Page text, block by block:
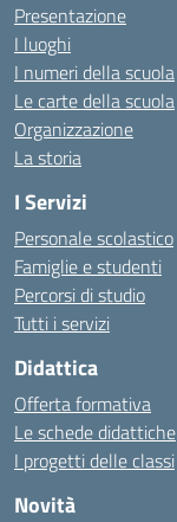
Presentazione
I luoghi
I numeri della scuola
Le carte della scuola
Organizzazione
La storia
I Servizi
Personale scolastico
Famiglie e studenti
Percorsi di studio
Tutti i servizi
Didattica
Offerta formativa
Le schede didattiche
I progetti delle classi
Novità